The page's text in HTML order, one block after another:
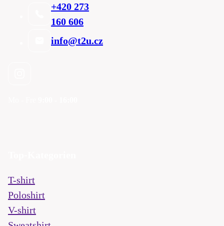
+420 273
160 606
info@t2u.cz
T-shirt
Poloshirt
V-shirt